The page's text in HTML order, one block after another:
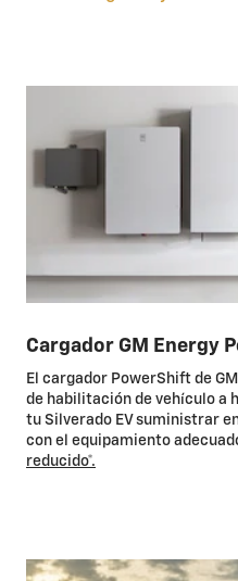
Cargador GM Energy
El cargador PowerShift de
de habilitación de vehículo a
tu Silverado EV suministrar
con el equipamiento
reducido*.